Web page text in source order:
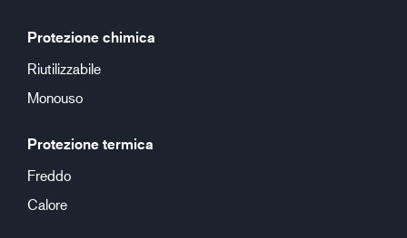
Protezione chimica
Riutilizzabile
Monouso
Protezione termica
Freddo
Calore